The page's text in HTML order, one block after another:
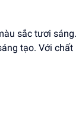
sắc tươi sáng.
tạo. Với chất